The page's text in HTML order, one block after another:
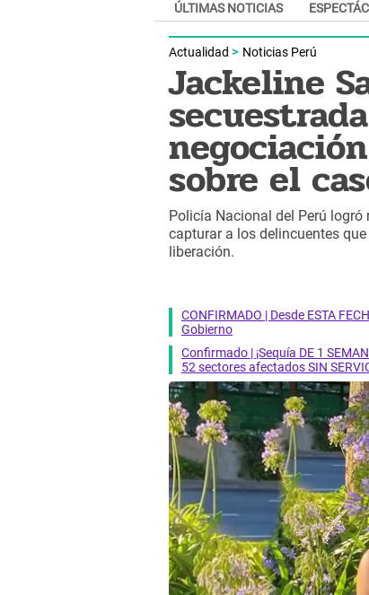
ÚLTIMAS NOTICIAS
Actualidad Noticias Perú
Jackeline
sobre el
Policía Nacional del Perú
capturar a los delincuentes
liberación.
CONFIRMADO | Desde ESTA
Gobierno
Confirmado | ¡Sequía DE 1
52 sectores afectados SIN